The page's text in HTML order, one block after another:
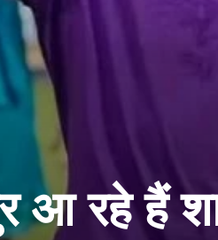
आ रहे हैं